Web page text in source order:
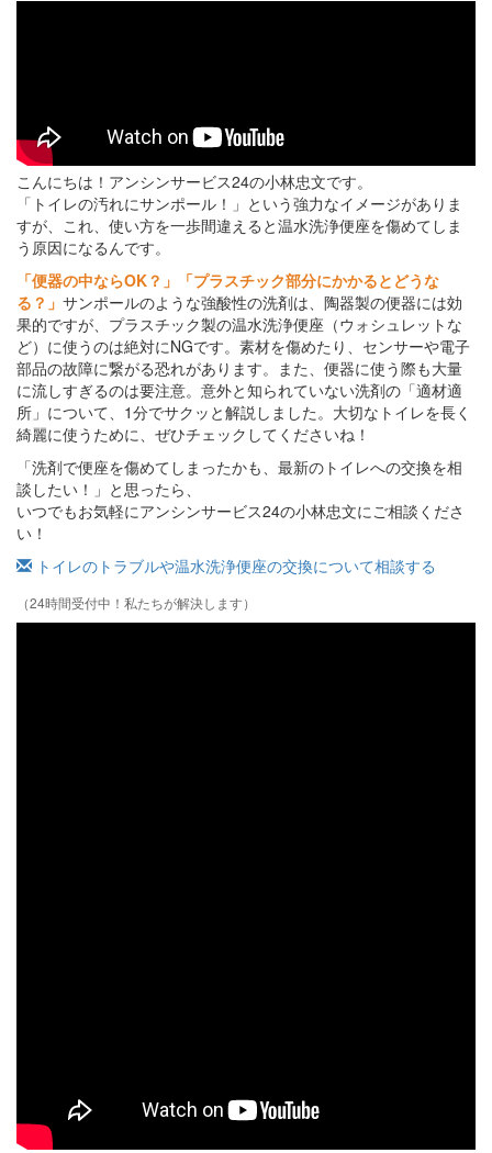
こんにちは！アンシンサービス24の小林忠文です。
「トイレの汚れにサンポール！」という強力なイメージがありま
すが、これ、使い方を一歩間違えると温水洗浄便座を傷めてしま
う原因になるんです。
「便器の中ならOK？」「プラスチック部分にかかるとどうな
る？」 サンポールのような強酸性の洗剤は、陶器製の便器には効
果的ですが、プラスチック製の温水洗浄便座（ウォシュレットな
ど）に使うのは絶対にNGです。素材を傷めたり、センサーや電子
部品の故障に繋がる恐れがあります。また、便器に使う際も大量
に流しすぎるのは要注意。意外と知られていない洗剤の「適材適
所」について、1分でサクッと解説しました。大切なトイレを長く
綺麗に使うために、ぜひチェックしてくださいね！
「洗剤で便座を傷めてしまったかも、最新のトイレへの交換を相
談したい！」と思ったら、
いつでもお気軽にアンシンサービス24の小林忠文にご相談くださ
い！
トイレのトラブルや温水洗浄便座の交換について相談する
（24時間受付中！私たちが解決します）